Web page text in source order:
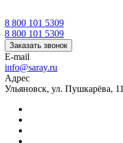
8 800 101 5309
8 800 101 5309
Заказать звонок
E-mail
info@saray.ru
Адрес
Ульяновск, ул. Пушкарёва, 11